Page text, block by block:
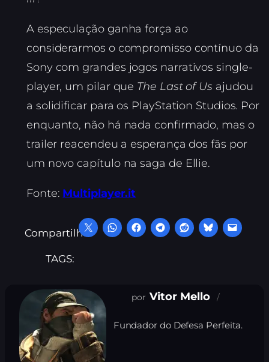
A especulação ganha força ao
considerarmos o compromisso contínuo da
Sony com grandes jogos narrativos single-
player, um pilar que The Last of Us ajudou
a solidificar para os PlayStation Studios. Por
enquanto, não há nada confirmado, mas o
trailer reacendeu a esperança dos fãs por
um novo capítulo na saga de Ellie.
Fonte: Multiplayer.it
Compartilhe:
TAGS:
Vitor Mello
Fundador do Defesa Perfeita.